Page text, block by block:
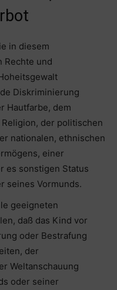
in diesem
Rechte und
Diskriminierung
Hautfarbe, dem
der politischen
nationalen, ethnischen
einer
es sonstigen Status
seines Vormunds.
geeigneten
daß das Kind vor
oder Bestrafung
der
Weltanschauung
oder seiner